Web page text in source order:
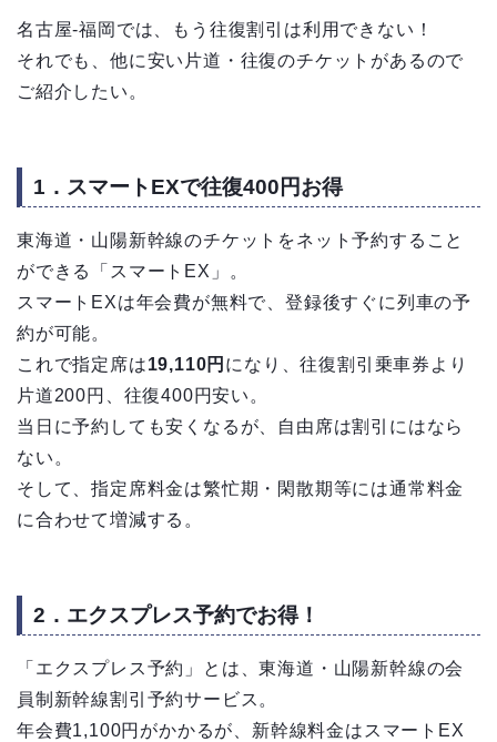
名古屋‐福岡では、もう往復割引は利用できない！
それでも、他に安い片道・往復のチケットがあるので
ご紹介したい。
1．スマートEXで往復400円お得
東海道・山陽新幹線のチケットをネット予約すること
ができる「スマートEX」。
スマートEXは年会費が無料で、登録後すぐに列車の予
約が可能。
これで指定席は19,110円 になり、往復割引乗車券より
片道200円、往復400円安い。
当日に予約しても安くなるが、自由席は割引にはなら
ない。
そして、指定席料金は繁忙期・閑散期等には通常料金
に合わせて増減する。
2．エクスプレス予約でお得！
「エクスプレス予約」とは、東海道・山陽新幹線の会
員制新幹線割引予約サービス。
年会費1,100円がかかるが、新幹線料金はスマートEX